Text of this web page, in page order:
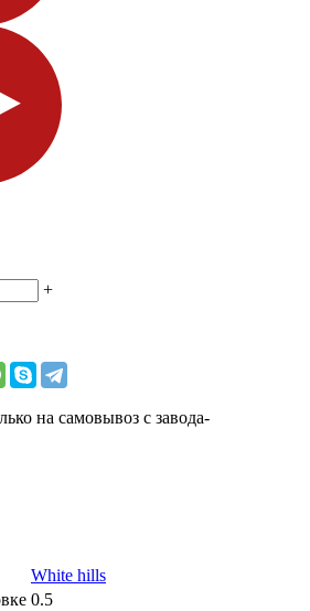
+
на самовывоз с завода-
White hills
0.5